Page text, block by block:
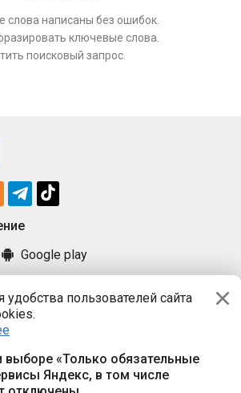
пользователей сайта
выборе «Только обязательные
Яндекс, в том числе
слова написаны без ошибок.
ключевые слова.
поисковый запрос.
Google play
ООО «ПРАЦА БАЙ»
220114, г. Минск, пр-т Независимости